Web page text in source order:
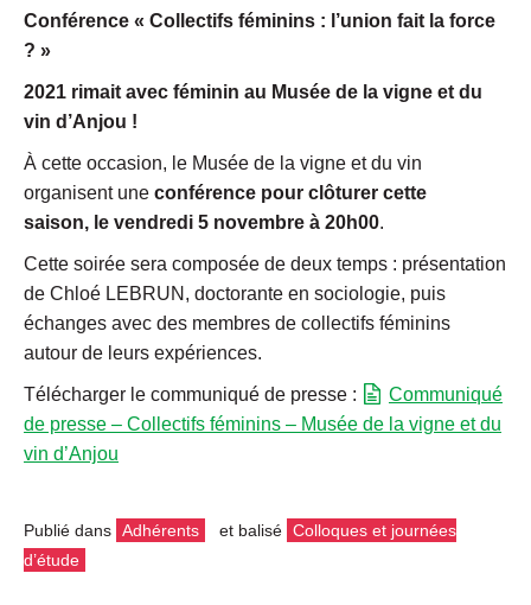
Conférence « Collectifs féminins : l’union fait la force
? »
2021 rimait avec féminin au Musée de la vigne et du
vin d’Anjou !
À cette occasion, le Musée de la vigne et du vin
organisent une conférence pour clôturer cette
saison, le vendredi 5 novembre à 20h00.
Cette soirée sera composée de deux temps : présentation
de Chloé LEBRUN, doctorante en sociologie, puis
échanges avec des membres de collectifs féminins
autour de leurs expériences.
Télécharger le communiqué de presse :
Communiqué
de presse – Collectifs féminins – Musée de la vigne et du
vin d’Anjou
Publié dans Adhérents et balisé Colloques et journées
d’étude